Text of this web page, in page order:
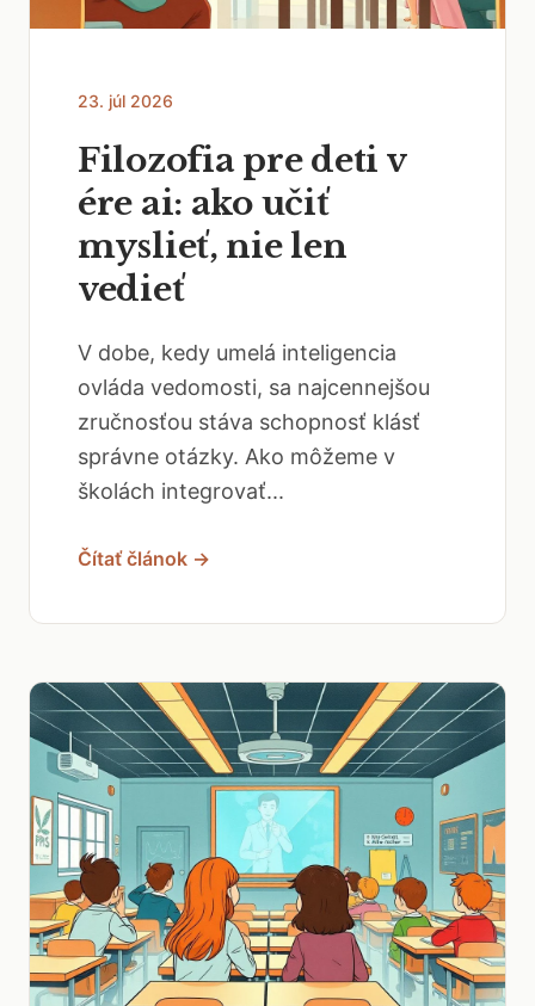
23. júl 2026
Filozofia pre deti v
ére ai: ako učiť
myslieť, nie len
vedieť
V dobe, kedy umelá inteligencia
ovláda vedomosti, sa najcennejšou
zručnosťou stáva schopnosť klásť
správne otázky. Ako môžeme v
školách integrovať...
Čítať článok →